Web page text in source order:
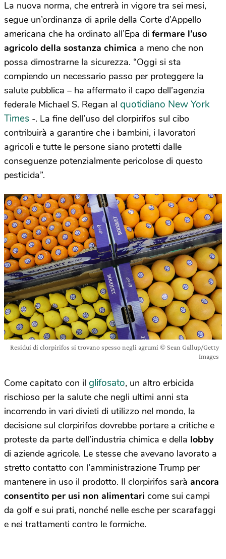
La nuova norma, che entrerà in vigore tra sei mesi,
segue un’ordinanza di aprile della Corte d’Appello
americana che ha ordinato all’Epa di fermare l’uso
agricolo della sostanza chimica a meno che non
possa dimostrarne la sicurezza. “Oggi si sta
compiendo un necessario passo per proteggere la
salute pubblica – ha affermato il capo dell’agenzia
federale Michael S. Regan al quotidiano New York
Times -. La fine dell’uso del clorpirifos sul cibo
contribuirà a garantire che i bambini, i lavoratori
agricoli e tutte le persone siano protetti dalle
conseguenze potenzialmente pericolose di questo
pesticida”.
Residui di clorpirifos si trovano spesso negli agrumi © Sean Gallup/Getty
Images
Come capitato con il glifosato, un altro erbicida
rischioso per la salute che negli ultimi anni sta
incorrendo in vari divieti di utilizzo nel mondo, la
decisione sul clorpirifos dovrebbe portare a critiche e
proteste da parte dell’industria chimica e della lobby
di aziende agricole. Le stesse che avevano lavorato a
stretto contatto con l’amministrazione Trump per
mantenere in uso il prodotto. Il clorpirifos sarà ancora
consentito per usi non alimentari come sui campi
da golf e sui prati, nonché nelle esche per scarafaggi
e nei trattamenti contro le formiche.